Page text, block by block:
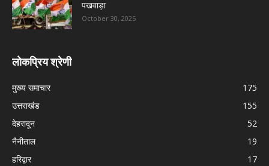
पखवाड़ा
October 30, 2025
लोकप्रिय श्रेणी
मुख्य समाचार
175
उत्तराखंड
155
देहरादून
52
नैनीताल
19
हरिद्वार
17